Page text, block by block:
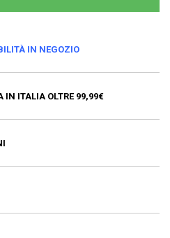
IN NEGOZIO
IN ITALIA OLTRE 99,99€